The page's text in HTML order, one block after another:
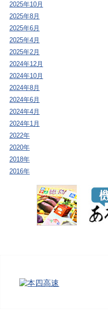
2025年10月
2025年8月
2025年6月
2025年4月
2025年2月
2024年12月
2024年10月
2024年8月
2024年6月
2024年4月
2024年1月
2022年
2020年
2018年
2016年